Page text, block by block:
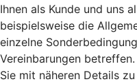
Ihnen als Kunde und uns
beispielsweise die
einzelne
Vereinbarungen
Sie mit näheren Details